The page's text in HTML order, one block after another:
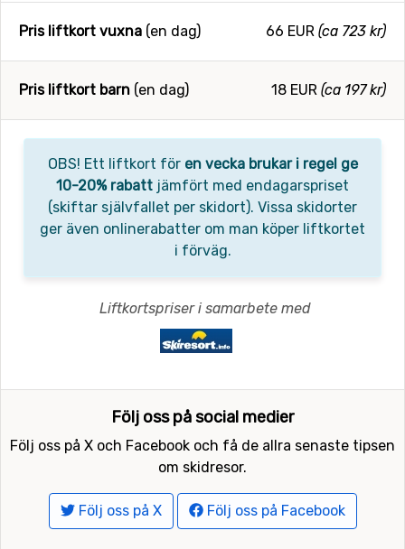
66 EUR (ca 723 kr)
Pris liftkort vuxna (en dag)
18 EUR (ca 197 kr)
Pris liftkort barn (en dag)
OBS! Ett liftkort för en vecka brukar i regel ge
10-20% rabatt jämfört med endagarspriset
(skiftar självfallet per skidort). Vissa skidorter
ger även onlinerabatter om man köper liftkortet
i förväg.
Liftkortspriser i samarbete med
Följ oss på social medier
Följ oss på X och Facebook och få de allra senaste tipsen
om skidresor.
Följ oss på X Följ oss på Facebook